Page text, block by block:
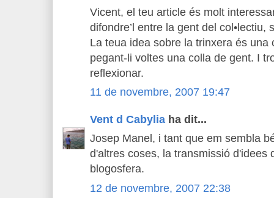
Vicent, el teu article és molt
difondre’l entre la gent del col•lectiu,
La teua idea sobre la trinxera és una
pegant-li voltes una colla de gent. I
reflexionar.
11 de novembre, 2007 19:47
Vent d Cabylia ha dit...
Josep Manel, i tant que em sembla
d'altres coses, la transmissió d'idees
blogosfera.
12 de novembre, 2007 22:38